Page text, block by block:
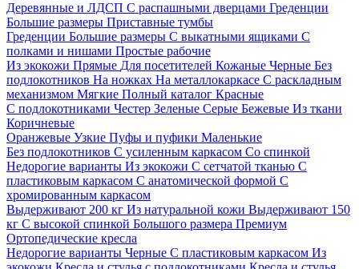
Деревянные и ЛДСП С распашными дверцами Греденции
Большие размеры Приставные тумбы
Греденции Большие размеры С выкатными ящиками С
полками и нишами Простые рабочие
Из экокожи Прямые Для посетителей Кожаные Черные Без
подлокотников На ножках На металлокаркасе С раскладным
механизмом Мягкие Полный каталог Красные
С подлокотниками Честер Зеленые Серые Бежевые Из ткани
Коричневые
Оранжевые Узкие Пуфы и пуфики Маленькие
Без подлокотников С усиленным каркасом Со спинкой
Недорогие варианты Из экокожи С сетчатой тканью С
пластиковым каркасом С анатомической формой С
хромированным каркасом
Выдерживают 200 кг Из натуральной кожи Выдерживают 150
кг С высокой спинкой Большого размера Премиум
Ортопедические кресла
Недорогие варианты Черные С пластиковым каркасом Из